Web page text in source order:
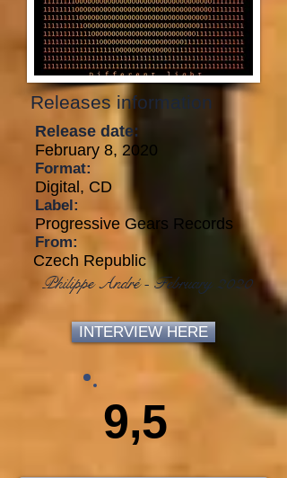
Releases information
Release date:
February 8, 2020
Format:
Digital, CD
Label:
Progressive Gears Records
From:
Czech Republic
Philippe André - February 2020
INTERVIEW HERE
9,5